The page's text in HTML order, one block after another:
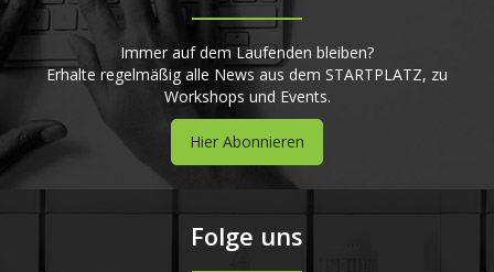
Immer auf dem Laufenden bleiben?
Erhalte regelmäßig alle News aus dem STARTPLATZ, zu
Workshops und Events.
Hier Abonnieren
Folge uns